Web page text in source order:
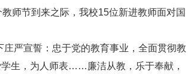
师节到来之际，我校15位新进教师面对国
严宣誓：忠于党的教育事业，全面贯彻教
生，为人师表……廉洁从教，乐于奉献，